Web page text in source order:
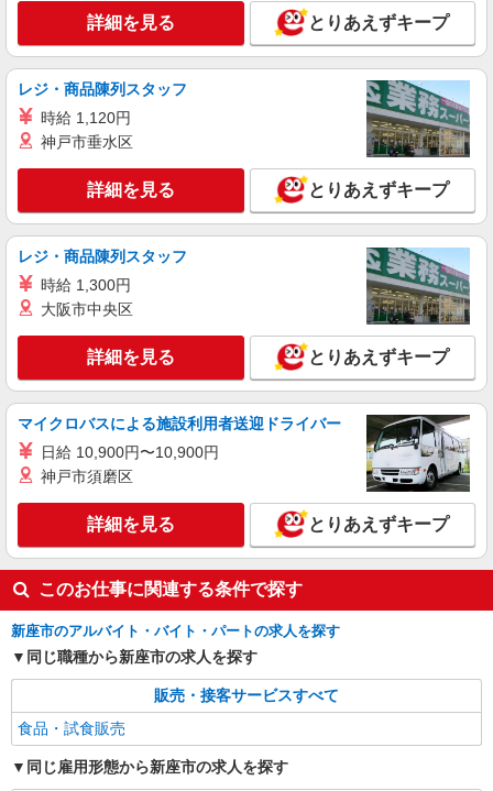
詳細を見る とりあえずキープ
レジ・商品陳列スタッフ
時給 1,120円
神戸市垂水区
詳細を見る とりあえずキープ
レジ・商品陳列スタッフ
時給 1,300円
大阪市中央区
詳細を見る とりあえずキープ
マイクロバスによる施設利用者送迎ドライバー
日給 10,900円〜10,900円
神戸市須磨区
詳細を見る とりあえずキープ
このお仕事に関連する条件で探す
新座市のアルバイト・バイト・パートの求人を探す
同じ職種から新座市の求人を探す
販売・接客サービスすべて
食品・試食販売
同じ雇用形態から新座市の求人を探す